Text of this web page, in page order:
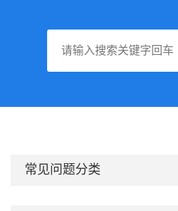
常见问题分类